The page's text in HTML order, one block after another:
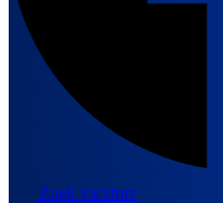
Zoek vacature